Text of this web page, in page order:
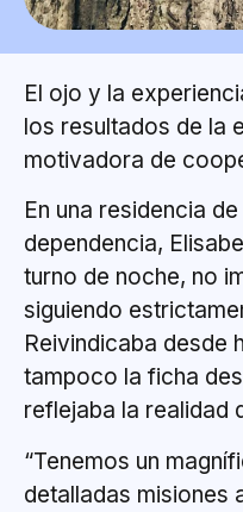
El ojo y la
los resultados de la
motivadora de
En una residencia
dependencia,
turno de noche, no
siguiendo
Reivindicaba desde
tampoco la ficha
reflejaba la realidad
“Tenemos un
detalladas misiones